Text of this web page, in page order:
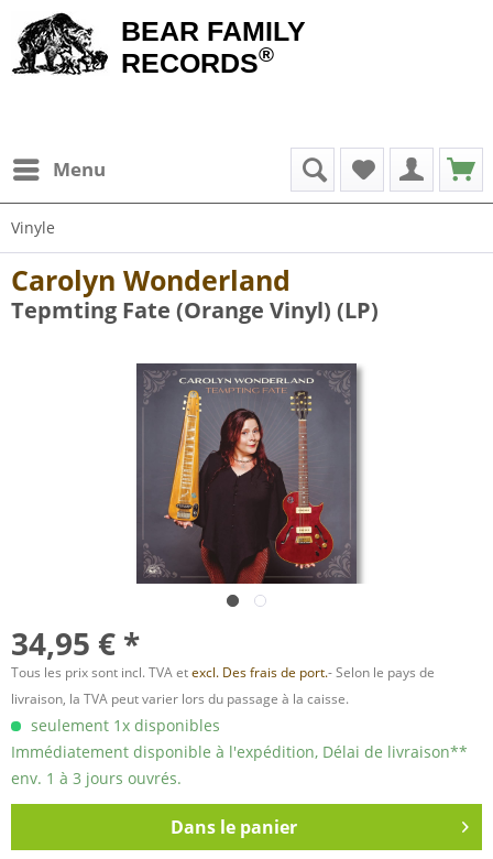
BEAR FAMILY
RECORDS®
Menu
Vinyle
Carolyn Wonderland
Tepmting Fate (Orange Vinyl) (LP)
34,95 € *
Tous les prix sont incl. TVA etexcl. Des frais de port.- Selon le pays de
livraison, la TVA peut varier lors du passage à la caisse.
seulement 1x disponibles
Immédiatement disponible à l'expédition, Délai de livraison**
env. 1 à 3 jours ouvrés.
Dans le panier